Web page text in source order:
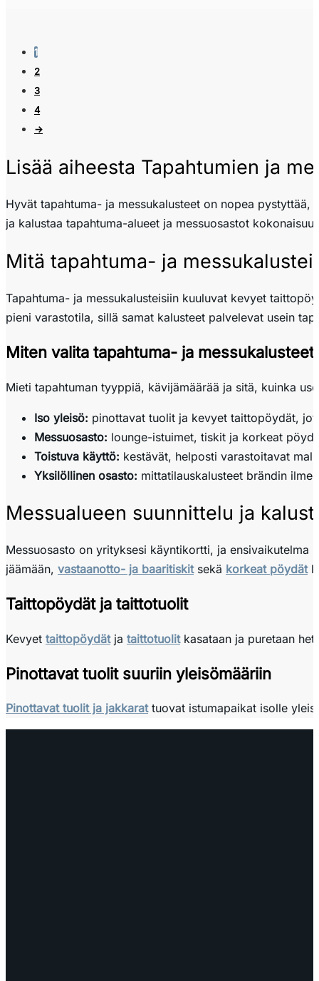
1
2
3
4
→
Lisää aiheesta Tapahtumien ja
Hyvät tapahtuma- ja messukalusteet on nopea
ja kalustaa tapahtuma-alueet ja messuosastot
Mitä tapahtuma- ja
Tapahtuma- ja messukalusteisiin kuuluvat kevyet
pieni varastotila, sillä samat kalusteet palvelevat usein
Miten valita tapahtuma- ja
Mieti tapahtuman tyyppiä, kävijämäärää ja sitä, kuinka
Iso yleisö: pinottavat tuolit ja kevyet taittopöydät,
Messuosasto: lounge-istuimet, tiskit ja korkeat
Toistuva käyttö: kestävät, helposti varastoitavat
Yksilöllinen osasto: mittatilauskalusteet brändin
Messualueen suunnittelu ja
Messuosasto on yrityksesi käyntikortti, ja ensivaikutelma
jäämään, vastaanotto- ja baaritiskitsekä korkeat pöydät
Taittopöydät ja taittotuolit
Kevyet taittopöydätja taittotuolitkasataan ja puretaan
Pinottavat tuolit suuriin yleisömääriin
Pinottavat tuolit ja jakkarattuovat istumapaikat isolle